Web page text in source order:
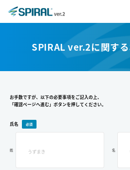
特長
活用シーン
機能
価格
セキュリティ
SPIRAL ver.2に関す
お手数ですが、以下の必要事項をご記入の上、
「確認ページへ進む」ボタンを押してください。
氏名
姓 名